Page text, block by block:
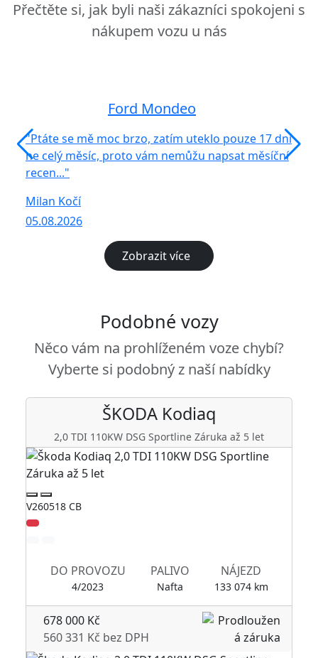
Přečtěte si, jak byli naši zákazníci spokojeni s
nákupem vozu u nás
Ford Mondeo
"Ptáte se mě moc brzo, zatím uteklo pouze 17 dní
ne celý měsíc, proto vám nemůžu napsat měsíční
recen..."
Milan Kočí
05.08.2026
"S
vůz
Zobrazit více
Podobné vozy
Něco vám na prohlíženém voze chybí?
Vyberte si podobný z naší nabídky
ŠKODA Kodiaq
2,0 TDI 110KW DSG Sportline Záruka až 5 let
V260518 CB
DO PROVOZU
4/2023
PALIVO
Nafta
NÁJEZD
133 074 km
678 000 Kč
560 331 Kč bez DPH